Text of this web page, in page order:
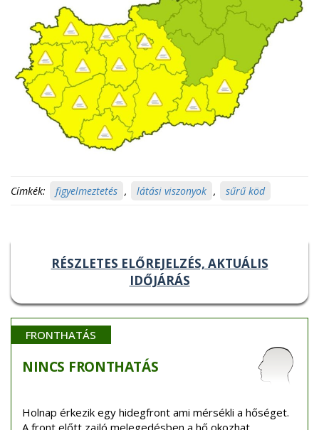
Címkék: figyelmeztetés , látási viszonyok , sűrű köd
RÉSZLETES ELŐREJELZÉS, AKTUÁLIS
IDŐJÁRÁS
FRONTHATÁS
NINCS FRONTHATÁS
Holnap érkezik egy hidegfront ami mérsékli a hőséget.